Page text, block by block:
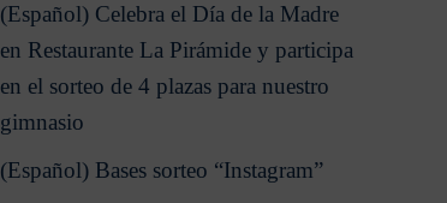
(Español) Celebra el Día de la Madre
en Restaurante La Pirámide y participa
en el sorteo de 4 plazas para nuestro
gimnasio
(Español) Bases sorteo “Instagram”